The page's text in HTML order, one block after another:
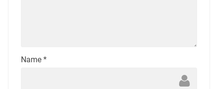
Name *